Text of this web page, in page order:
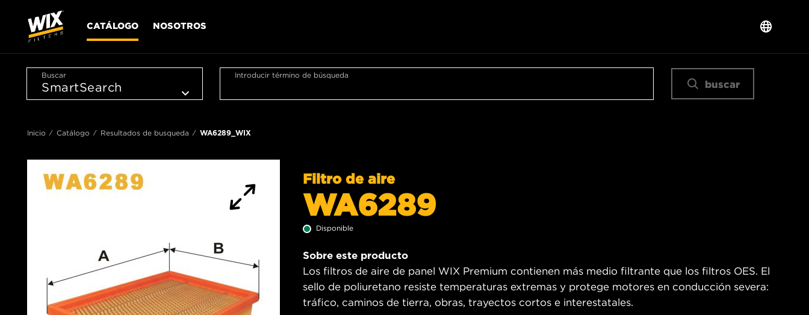
CATÁLOGO NOSOTROS
Buscar Introducir término de búsqueda
buscar
Inicio Catálogo Resultados de busqueda WA6289_WIX
Filtro de aire
WA6289
Disponible
Sobre este producto
Los filtros de aire de panel WIX Premium contienen más medio filtrante que los filtros OES. El
sello de poliuretano resiste temperaturas extremas y protege motores en conducción severa:
tráfico, caminos de tierra, obras, trayectos cortos e interestatales.